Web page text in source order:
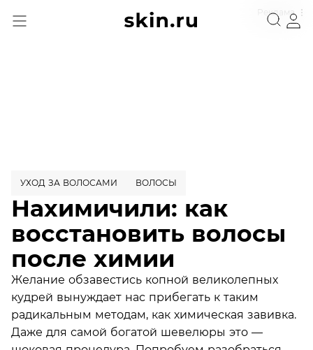
Реклама
УХОД ЗА ВОЛОСАМИ ВОЛОСЫ
Нахимичили: как
восстановить волосы
после химии
Желание обзавестись копной великолепных
кудрей вынуждает нас прибегать к таким
радикальным методам, как химическая завивка.
Даже для самой богатой шевелюры это —